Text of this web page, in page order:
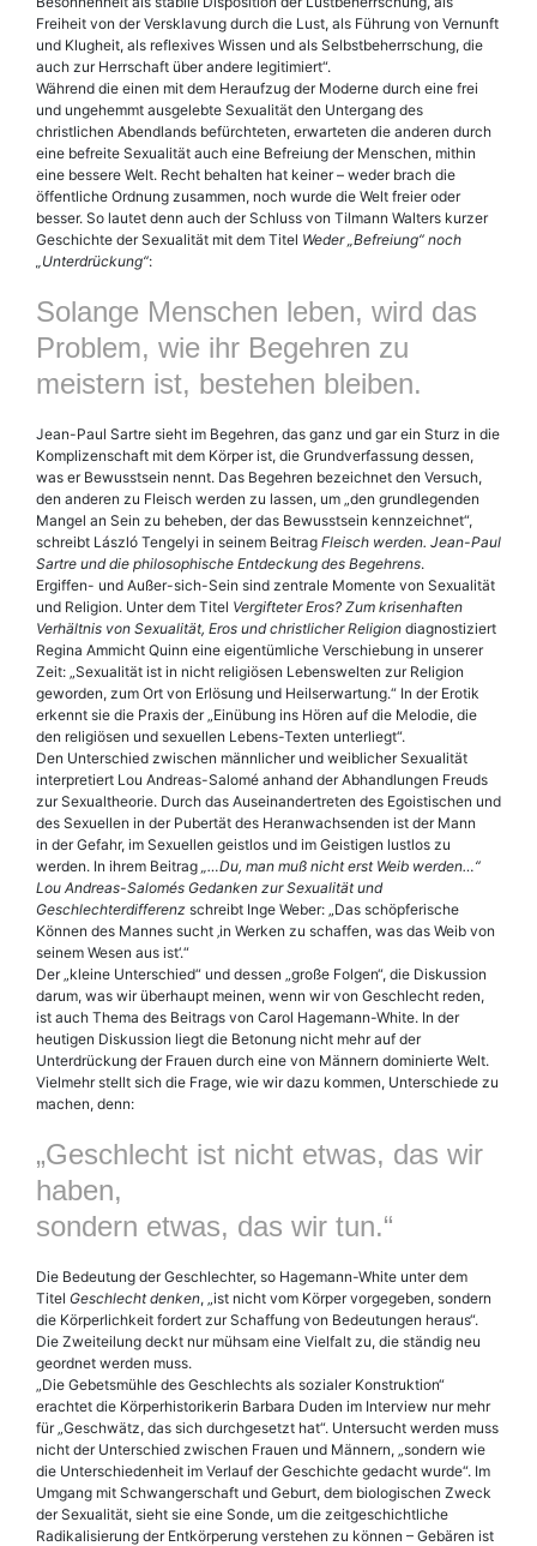
Freiheit von der Versklavung durch die Lust, als Führung von Vernunft
und Klugheit, als reflexives Wissen und als Selbstbeherrschung, die
auch zur Herrschaft über andere legitimiert“.
Während die einen mit dem Heraufzug der Moderne durch eine frei
und ungehemmt ausgelebte Sexualität den Untergang des
christlichen Abendlands befürchteten, erwarteten die anderen durch
eine befreite Sexualität auch eine Befreiung der Menschen, mithin
eine bessere Welt. Recht behalten hat keiner – weder brach die
öffentliche Ordnung zusammen, noch wurde die Welt freier oder
besser. So lautet denn auch der Schluss von Tilmann Walters kurzer
Geschichte der Sexualität mit dem Titel Weder „Befreiung“ noch
„Unterdrückung“:
Solange Menschen leben, wird das
Problem, wie ihr Begehren zu
meistern ist, bestehen bleiben.
Jean-Paul Sartre sieht im Begehren, das ganz und gar ein Sturz in die
Komplizenschaft mit dem Körper ist, die Grundverfassung dessen,
was er Bewusstsein nennt. Das Begehren bezeichnet den Versuch,
den anderen zu Fleisch werden zu lassen, um „den grundlegenden
Mangel an Sein zu beheben, der das Bewusstsein kennzeichnet“,
schreibt László Tengelyi in seinem Beitrag Fleisch werden. Jean-Paul
Sartre und die philosophische Entdeckung des Begehrens.
Ergiffen- und Außer-sich-Sein sind zentrale Momente von Sexualität
und Religion. Unter dem Titel Vergifteter Eros? Zum krisenhaften
Verhältnis von Sexualität, Eros und christlicher Religion diagnostiziert
Regina Ammicht Quinn eine eigentümliche Verschiebung in unserer
Zeit: „Sexualität ist in nicht religiösen Lebenswelten zur Religion
geworden, zum Ort von Erlösung und Heilserwartung.“ In der Erotik
erkennt sie die Praxis der „Einübung ins Hören auf die Melodie, die
den religiösen und sexuellen Lebens-Texten unterliegt“.
Den Unterschied zwischen männlicher und weiblicher Sexualität
interpretiert Lou Andreas-Salomé anhand der Abhandlungen Freuds
zur Sexualtheorie. Durch das Auseinandertreten des Egoistischen und
des Sexuellen in der Pubertät des Heranwachsenden ist der Mann
in der Gefahr, im Sexuellen geistlos und im Geistigen lustlos zu
werden. In ihrem Beitrag „…Du, man muß nicht erst Weib werden…“
Lou Andreas-Salomés Gedanken zur Sexualität und
Geschlechterdifferenz schreibt Inge Weber: „Das schöpferische
Können des Mannes sucht ‚in Werken zu schaffen, was das Weib von
seinem Wesen aus ist‘.“
Der „kleine Unterschied“ und dessen „große Folgen“, die Diskussion
darum, was wir überhaupt meinen, wenn wir von Geschlecht reden,
ist auch Thema des Beitrags von Carol Hagemann-White. In der
heutigen Diskussion liegt die Betonung nicht mehr auf der
Unterdrückung der Frauen durch eine von Männern dominierte Welt.
Vielmehr stellt sich die Frage, wie wir dazu kommen, Unterschiede zu
machen, denn:
„Geschlecht ist nicht etwas, das wir
haben,
sondern etwas, das wir tun.“
Die Bedeutung der Geschlechter, so Hagemann-White unter dem
Titel Geschlecht denken, „ist nicht vom Körper vorgegeben, sondern
die Körperlichkeit fordert zur Schaffung von Bedeutungen heraus“.
Die Zweiteilung deckt nur mühsam eine Vielfalt zu, die ständig neu
geordnet werden muss.
„Die Gebetsmühle des Geschlechts als sozialer Konstruktion“
erachtet die Körperhistorikerin Barbara Duden im Interview nur mehr
für „Geschwätz, das sich durchgesetzt hat“. Untersucht werden muss
nicht der Unterschied zwischen Frauen und Männern, „sondern wie
die Unterschiedenheit im Verlauf der Geschichte gedacht wurde“. Im
Umgang mit Schwangerschaft und Geburt, dem biologischen Zweck
der Sexualität, sieht sie eine Sonde, um die zeitgeschichtliche
Radikalisierung der Entkörperung verstehen zu können – Gebären ist